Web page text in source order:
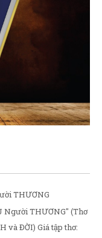
THƯƠNG
Người THƯƠNG" (Thơ
và ĐỜI) Giá tập thơ: